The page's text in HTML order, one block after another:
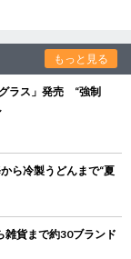
もっと見る
ラス」発売 “強制
ら冷製うどんまで“夏
貨まで約30ブランド